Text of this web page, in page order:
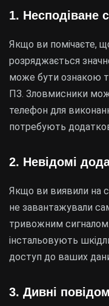
1. Несподіване
Якщо ви помічаєте,
розряджається
може бути ознакою
ПЗ. Зловмисники
телефон для
потребують
2. Невідомі
Якщо ви виявили на
не завантажували
тривожним
інстальовують
доступ до ваших
3. Дивні